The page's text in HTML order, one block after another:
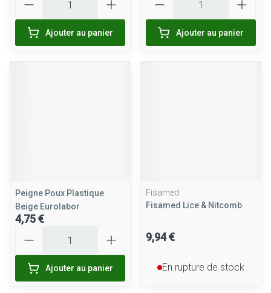
Ajouter au panier Ajouter au panier
Peigne Poux Plastique
Beige Eurolabor
4,75 €
Ajouter au panier
Fisamed
Fisamed Lice & Nitcomb
9,94 €
En rupture de stock